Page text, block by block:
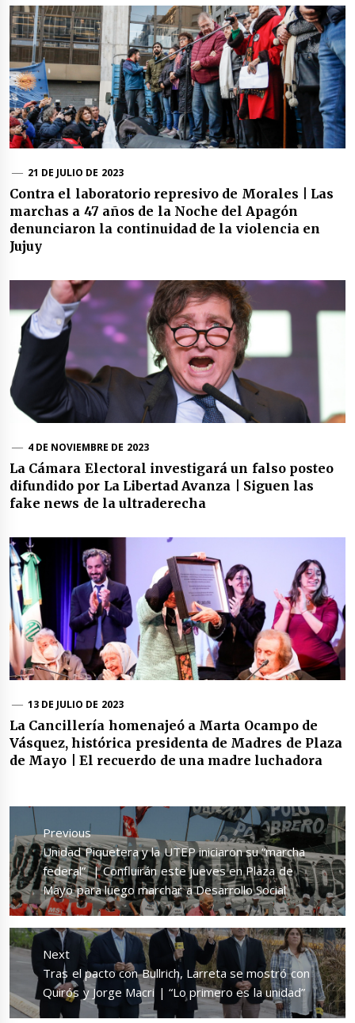
21 DE JULIO DE 2023
Contra el laboratorio represivo de Morales | Las
marchas a 47 años de la Noche del Apagón
denunciaron la continuidad de la violencia en
Jujuy
4 DE NOVIEMBRE DE 2023
La Cámara Electoral investigará un falso posteo
difundido por La Libertad Avanza | Siguen las
fake news de la ultraderecha
13 DE JULIO DE 2023
La Cancillería homenajeó a Marta Ocampo de
Vásquez, histórica presidenta de Madres de Plaza
de Mayo | El recuerdo de una madre luchadora
Navegación
entradas
Previous
Previous
post:
Unidad Piquetera y la UTEP iniciaron su “marcha
federal” | Confluirán este jueves en Plaza de
Mayo para luego marchar a Desarrollo Social
Next
Next
post:
Tras el pacto con Bullrich, Larreta se mostró con
Quirós y Jorge Macri | “Lo primero es la unidad”